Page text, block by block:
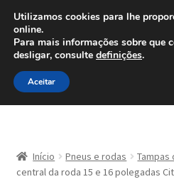
ENVIO a
Ligue para 800
Ir
para
a
Saltar
para
o
Carrinho
Início Pneus e rodas
central da roda 15 e 16 polegadas
Utilizamos cookies para lhe
online.
Para mais informações sobre que
desligar, consulte definições.
Aceitar